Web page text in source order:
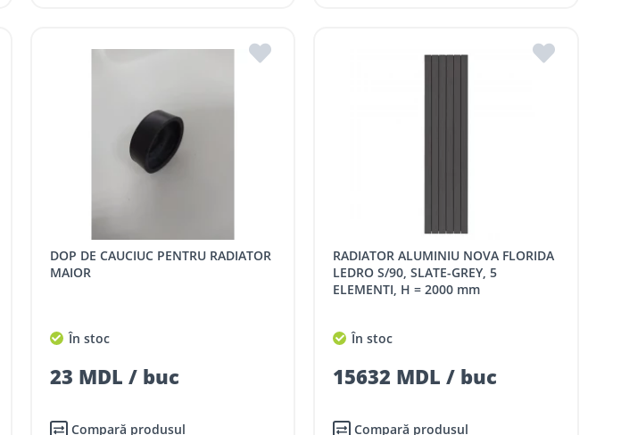
DOP DE CAUCIUC PENTRU RADIATOR
MAIOR
În stoc
23 MDL / buc
Compară produsul
RADIATOR ALUMINIU NOVA FLORIDA
LEDRO S/90, SLATE-GREY, 5
ELEMENTI, H = 2000 mm
În stoc
15632 MDL / buc
Compară produsul